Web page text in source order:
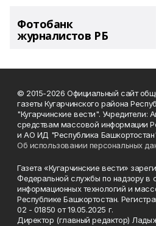
Фотобанк
журналистов РБ
© 2015-2026 Официальный сайт
газеты Кугарчинского района
"Кугарчинские вести". Учредители:
средствам массовой информации
и АО ИД "Республика
Об использовании персональных
Газета «Кугарчинские вести»
Федеральной службы по надзору в
информационных технологий и
Республике Башкортостан.
02 - 01850 от 19.05.2025 г.
Директор (главный редактор)